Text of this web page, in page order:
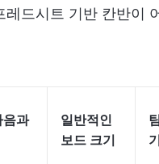
드시트 기반 칸반이
음과
일반적인
보드 크기
기